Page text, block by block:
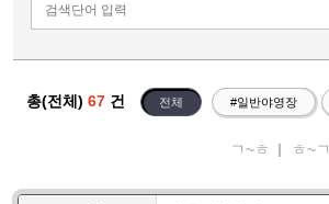
총(전체) 67 건 전체 #일반야영장
ㄱ~ㅎ ㅎ~ㄱ